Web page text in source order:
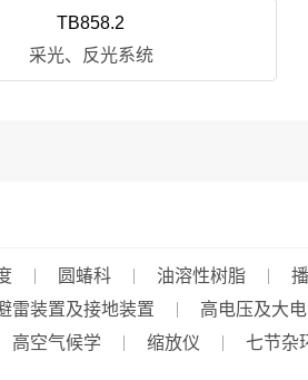
TB858.2
采光、反光系统
圆蝽科 油溶性树脂
雷装置及接地装置
高电压及大
高空气候学 缩放仪 七节杂